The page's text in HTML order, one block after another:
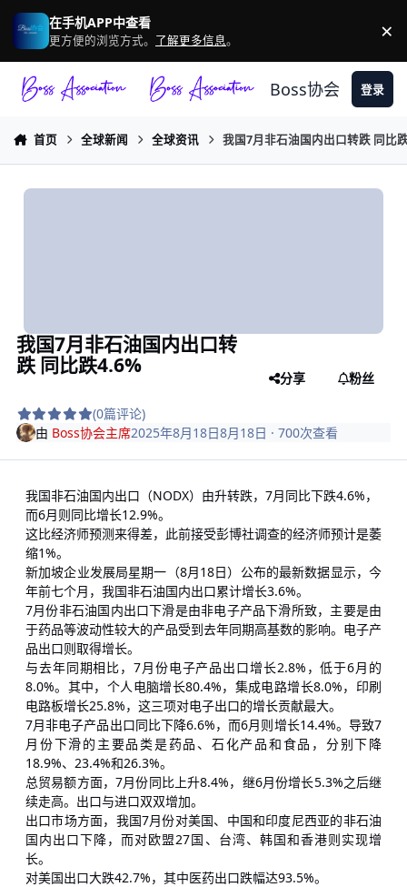
跳转到帖子
在手机APP中查看
更方便的浏览方式。 了解更多信息。 ×
Boss协会 登录
首页 全球新闻 全球资讯 我国7月非石油国内出口转跌 同比
我国7月非石油国内出口转
跌 同比跌4.6%
(0篇评论)
分享 粉丝
由 Boss协会主席2025年8月18日8月18日 · 700次查看
我国非石油国内出口（NODX）由升转跌，7月同比下跌4.6%，
而6月则同比增长12.9%。
这比经济师预测来得差，此前接受彭博社调查的经济师预计是萎
缩1%。
新加坡企业发展局星期一（8月18日）公布的最新数据显示，今
年前七个月，我国非石油国内出口累计增长3.6%。
7月份非石油国内出口下滑是由非电子产品下滑所致，主要是由
于药品等波动性较大的产品受到去年同期高基数的影响。电子产
品出口则取得增长。
与去年同期相比，7月份电子产品出口增长2.8%，低于6月的
8.0%。其中，个人电脑增长80.4%，集成电路增长8.0%，印刷
电路板增长25.8%，这三项对电子出口的增长贡献最大。
7月非电子产品出口同比下降6.6%，而6月则增长14.4%。导致7
月份下滑的主要品类是药品、石化产品和食品，分别下降
18.9%、23.4%和26.3%。
总贸易额方面，7月份同比上升8.4%，继6月份增长5.3%之后继
续走高。出口与进口双双增加。
出口市场方面，我国7月份对美国、中国和印度尼西亚的非石油
国内出口下降，而对欧盟27国、台湾、韩国和香港则实现增
长。
对美国出口大跌42.7%，其中医药出口跌幅达93.5%。